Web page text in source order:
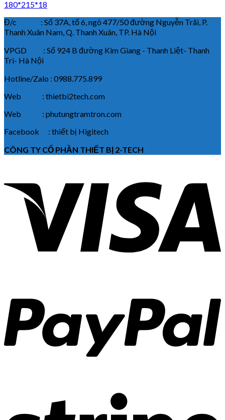
180*215*18
Đ/c : Số 37A, tổ 6, ngõ 477/50 đường Nguyễn Trãi, P.
Thanh Xuân Nam, Q. Thanh Xuân, TP. Hà Nội
VPGD : Số 924 B đường Kim Giang - Thanh Liệt- Thanh
Trì- Hà Nội
Hotline/Zalo : 0988.775.899
Web : thietbi2tech.com
Web : phutungtramtron.com
Facebook : thiết bị Higitech
CÔNG TY CỔ PHẦN THIẾT BỊ 2-TECH